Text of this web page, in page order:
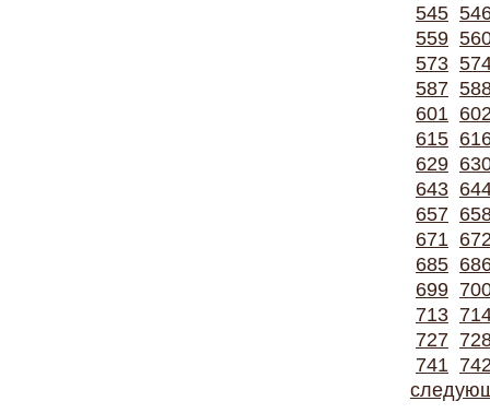
545
559
573
587
601
615
629
643
657
671
685
699
713
727
741